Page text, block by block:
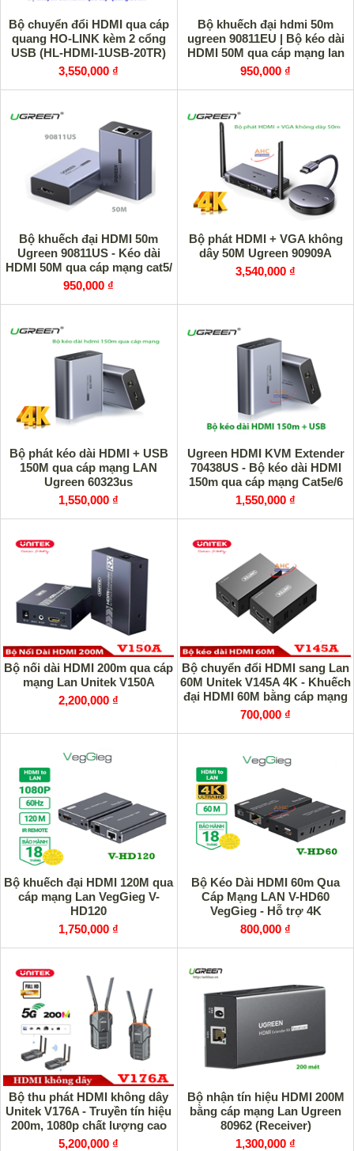
Bộ chuyển đổi HDMI qua cáp
quang HO-LINK kèm 2 cổng
USB (HL-HDMI-1USB-20TR)
3,550,000 ₫
Bộ khuếch đại hdmi 50m
ugreen 90811EU | Bộ kéo dài
HDMI 50M qua cáp mạng lan
950,000 ₫
Bộ khuếch đại HDMI 50m
Ugreen 90811US - Kéo dài
HDMI 50M qua cáp mạng cat5/
cat6
950,000 ₫
Bộ phát HDMI + VGA không
dây 50M Ugreen 90909A
3,540,000 ₫
Bộ phát kéo dài HDMI + USB
150M qua cáp mạng LAN
Ugreen 60323us
1,550,000 ₫
Ugreen HDMI KVM Extender
70438US - Bộ kéo dài HDMI
150m qua cáp mạng Cat5e/6
với điều khiển IR
1,550,000 ₫
Bộ nối dài HDMI 200m qua cáp
mạng Lan Unitek V150A
2,200,000 ₫
Bộ chuyển đổi HDMI sang Lan
60M Unitek V145A 4K - Khuếch
đại HDMI 60M bằng cáp mạng
Lan
700,000 ₫
Bộ khuếch đại HDMI 120M qua
cáp mạng Lan VegGieg V-
HD120
1,750,000 ₫
Bộ Kéo Dài HDMI 60m Qua
Cáp Mạng LAN V-HD60
VegGieg - Hỗ trợ 4K
800,000 ₫
Bộ thu phát HDMI không dây
Unitek V176A - Truyền tín hiệu
200m, 1080p chất lượng cao
5,200,000 ₫
Bộ nhận tín hiệu HDMI 200M
bằng cáp mạng Lan Ugreen
80962 (Receiver)
1,300,000 ₫